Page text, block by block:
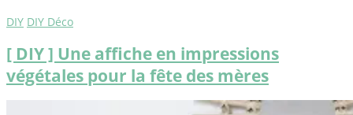
DIY DIY Déco
[ DIY ] Une affiche en impressions
végétales pour la fête des mères